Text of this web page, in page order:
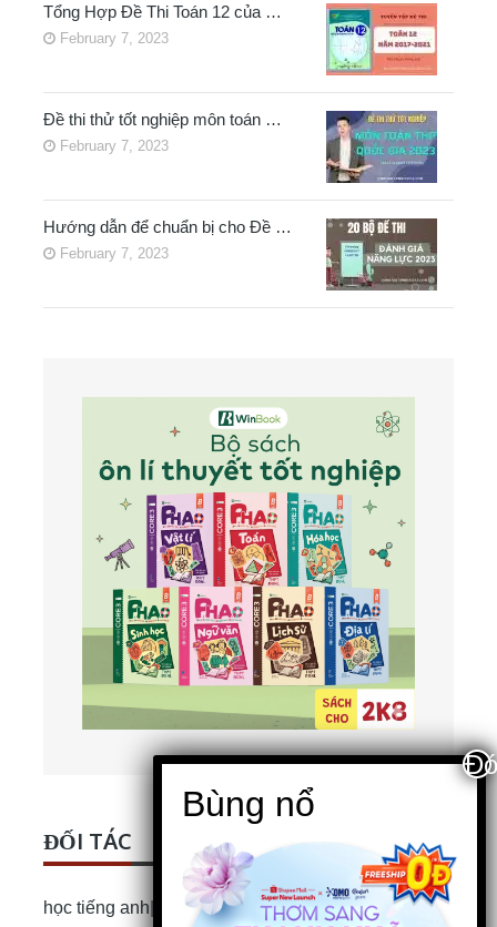
Tổng Hợp Đề Thi Toán 12 của …
February 7, 2023
Đề thi thử tốt nghiệp môn toán …
February 7, 2023
Hướng dẫn để chuẩn bị cho Đề …
February 7, 2023
ĐỐI TÁC
học tiếng anh Bài luận Tiếng Anh